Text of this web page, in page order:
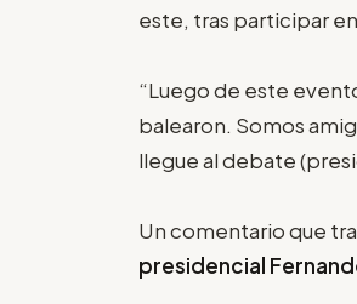
este, tras participar
“Luego de este
balearon. Somos
llegue al debate
Un comentario que
presidencial